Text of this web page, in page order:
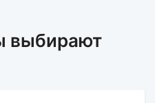
выбирают